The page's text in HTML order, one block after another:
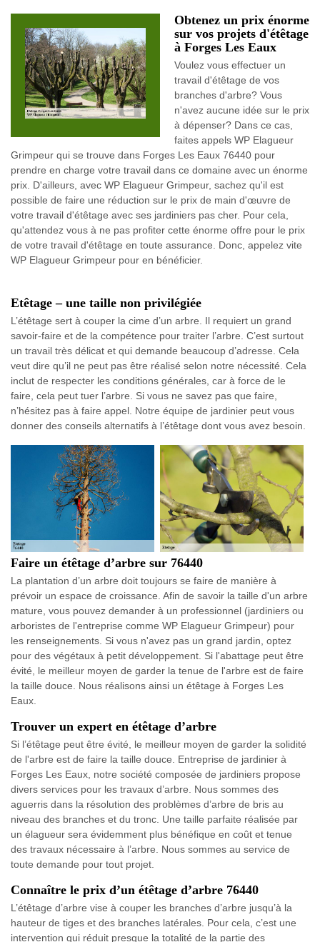
Obtenez un prix énorme
sur vos projets d'étêtage
à Forges Les Eaux
Voulez vous effectuer un
travail d'étêtage de vos
branches d'arbre? Vous
n'avez aucune idée sur le prix
à dépenser? Dans ce cas,
faites appels WP Elagueur
Grimpeur qui se trouve dans Forges Les Eaux 76440 pour
prendre en charge votre travail dans ce domaine avec un énorme
prix. D'ailleurs, avec WP Elagueur Grimpeur, sachez qu'il est
possible de faire une réduction sur le prix de main d'œuvre de
votre travail d'étêtage avec ses jardiniers pas cher. Pour cela,
qu'attendez vous à ne pas profiter cette énorme offre pour le prix
de votre travail d'étêtage en toute assurance. Donc, appelez vite
WP Elagueur Grimpeur pour en bénéficier.
Etêtage – une taille non privilégiée
L’étêtage sert à couper la cime d’un arbre. Il requiert un grand
savoir-faire et de la compétence pour traiter l’arbre. C’est surtout
un travail très délicat et qui demande beaucoup d’adresse. Cela
veut dire qu’il ne peut pas être réalisé selon notre nécessité. Cela
inclut de respecter les conditions générales, car à force de le
faire, cela peut tuer l’arbre. Si vous ne savez pas que faire,
n’hésitez pas à faire appel. Notre équipe de jardinier peut vous
donner des conseils alternatifs à l’étêtage dont vous avez besoin.
Faire un étêtage d’arbre sur 76440
La plantation d’un arbre doit toujours se faire de manière à
prévoir un espace de croissance. Afin de savoir la taille d'un arbre
mature, vous pouvez demander à un professionnel (jardiniers ou
arboristes de l'entreprise comme WP Elagueur Grimpeur) pour
les renseignements. Si vous n'avez pas un grand jardin, optez
pour des végétaux à petit développement. Si l'abattage peut être
évité, le meilleur moyen de garder la tenue de l'arbre est de faire
la taille douce. Nous réalisons ainsi un étêtage à Forges Les
Eaux.
Trouver un expert en étêtage d’arbre
Si l’étêtage peut être évité, le meilleur moyen de garder la solidité
de l'arbre est de faire la taille douce. Entreprise de jardinier à
Forges Les Eaux, notre société composée de jardiniers propose
divers services pour les travaux d’arbre. Nous sommes des
aguerris dans la résolution des problèmes d’arbre de bris au
niveau des branches et du tronc. Une taille parfaite réalisée par
un élagueur sera évidemment plus bénéfique en coût et tenue
des travaux nécessaire à l’arbre. Nous sommes au service de
toute demande pour tout projet.
Connaître le prix d’un étêtage d’arbre 76440
L’étêtage d’arbre vise à couper les branches d’arbre jusqu’à la
hauteur de tiges et des branches latérales. Pour cela, c’est une
intervention qui réduit presque la totalité de la partie des